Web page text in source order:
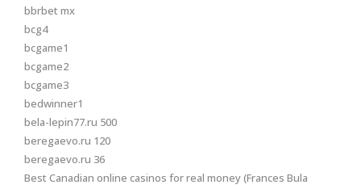
bbrbet mx
bcg4
bcgame1
bcgame2
bcgame3
bedwinner1
bela-lepin77.ru 500
beregaevo.ru 120
beregaevo.ru 36
Best Canadian online casinos for real money (Frances Bula